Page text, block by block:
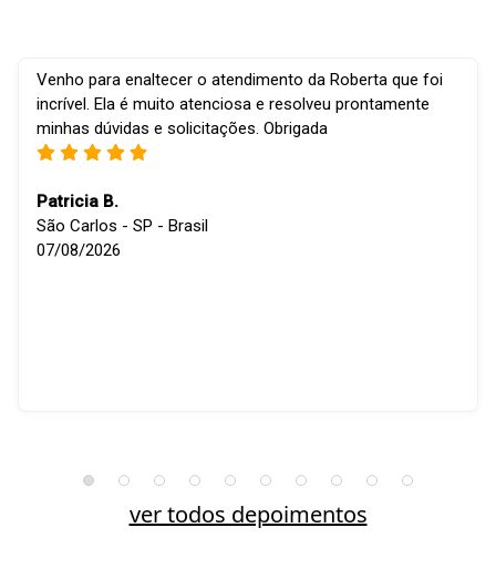
Venho para enaltecer o atendimento da Roberta que foi
incrível. Ela é muito atenciosa e resolveu prontamente
minhas dúvidas e solicitações. Obrigada
Patricia B.
São Carlos - SP - Brasil
07/08/2026
ver todos depoimentos